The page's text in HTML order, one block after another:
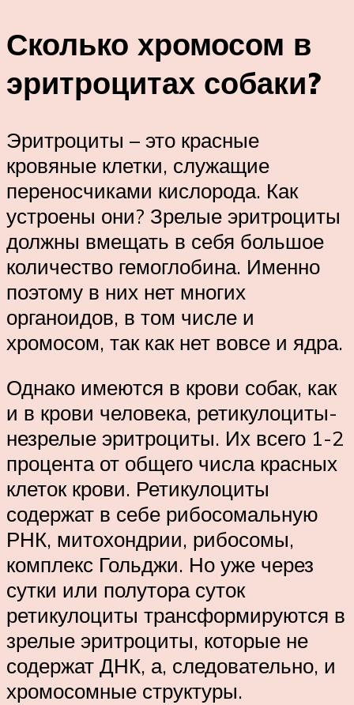
Сколько хромосом в
эритроцитах собаки?
Эритроциты – это красные
кровяные клетки, служащие
переносчиками кислорода. Как
устроены они? Зрелые эритроциты
должны вмещать в себя большое
количество гемоглобина. Именно
поэтому в них нет многих
органоидов, в том числе и
хромосом, так как нет вовсе и ядра.
Однако имеются в крови собак, как
и в крови человека, ретикулоциты-
незрелые эритроциты. Их всего 1-2
процента от общего числа красных
клеток крови. Ретикулоциты
содержат в себе рибосомальную
РНК, митохондрии, рибосомы,
комплекс Гольджи. Но уже через
сутки или полутора суток
ретикулоциты трансформируются в
зрелые эритроциты, которые не
содержат ДНК, а, следовательно, и
хромосомные структуры.